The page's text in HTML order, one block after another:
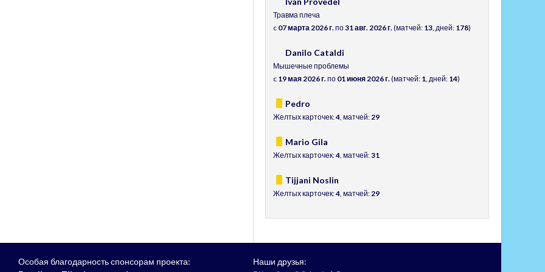
Травма плеча
c 07 марта 2026 г. по31 авг. 2026 г. (матчей: 13 , дней: 178)
Danilo Cataldi
Мышечные проблемы
c 19 мая 2026 г. по 01 июня 2026 г. (матчей: 1 , дней: 14)
Pedro
Желтых карточек:4 , матчей: 29
Mario Gila
Желтых карточек:4 , матчей:31
Tijjani Noslin
Желтых карточек:4 , матчей: 29
Особая благодарность спонсорам проекта:
Наши друзья: